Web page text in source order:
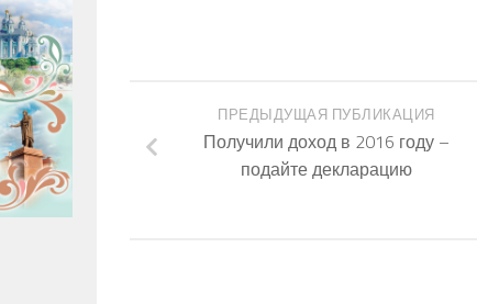
ПРЕДЫДУЩАЯ ПУБЛИКАЦИЯ
Получили доход в 2016 году –
подайте декларацию